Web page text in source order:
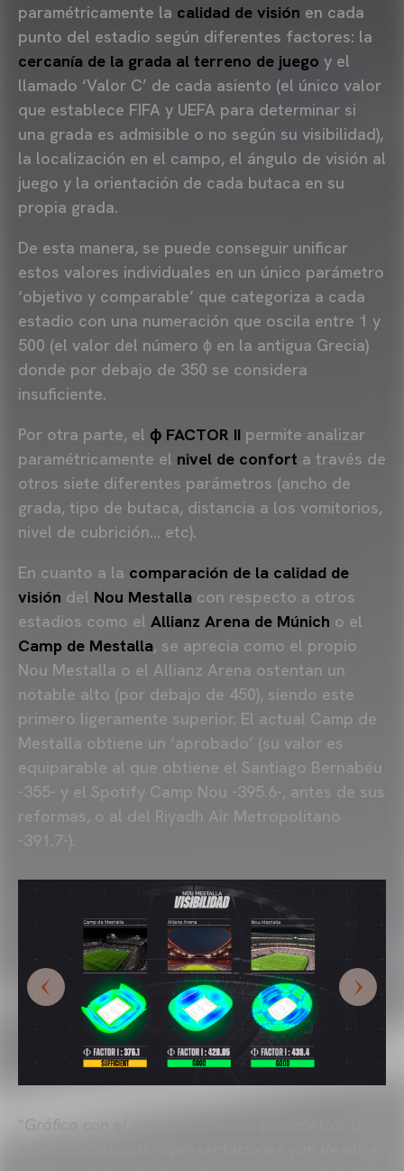
paramétricamente la calidad de visión en cada
punto del estadio según diferentes factores: la
cercanía de la grada al terreno de juego y el
llamado ‘Valor C’ de cada asiento (el único valor
que establece FIFA y UEFA para determinar si
una grada es admisible o no según su visibilidad),
la localización en el campo, el ángulo de visión al
juego y la orientación de cada butaca en su
propia grada.
De esta manera, se puede conseguir unificar
estos valores individuales en un único parámetro
‘objetivo y comparable’ que categoriza a cada
estadio con una numeración que oscila entre 1 y
500 (el valor del número ɸ en la antigua Grecia)
donde por debajo de 350 se considera
insuficiente.
Por otra parte, el ɸ FACTOR II permite analizar
paramétricamente el nivel de confort a través de
otros siete diferentes parámetros (ancho de
grada, tipo de butaca, distancia a los vomitorios,
nivel de cubrición… etc).
En cuanto a la comparación de la calidad de
visión del Nou Mestalla con respecto a otros
estadios como el Allianz Arena de Múnich o el
Camp de Mestalla, se aprecia como el propio
Nou Mestalla o el Allianz Arena ostentan un
notable alto (por debajo de 450), siendo este
primero ligeramente superior. El actual Camp de
Mestalla obtiene un ‘aprobado’ (su valor es
equiparable al que obtiene el Santiago Bernabéu
-355- y el Spotify Camp Nou -395.6-, antes de sus
reformas, o al del Riyadh Air Metropolitano
-391.7-).
Gráfica con el sumatorio de los parámetros del